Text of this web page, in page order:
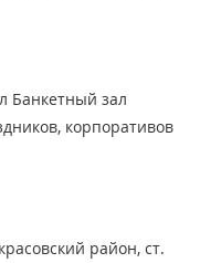
Банкетный зал
корпоративов
район, ст.